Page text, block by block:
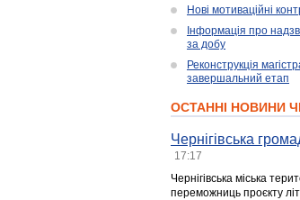
Нові мотиваційні
Інформація про
за добу
Реконструкція
завершальний етап
ОСТАННІ НОВИНИ
Чернігівська
17:17
Чернігівська міська
переможниць проєкту